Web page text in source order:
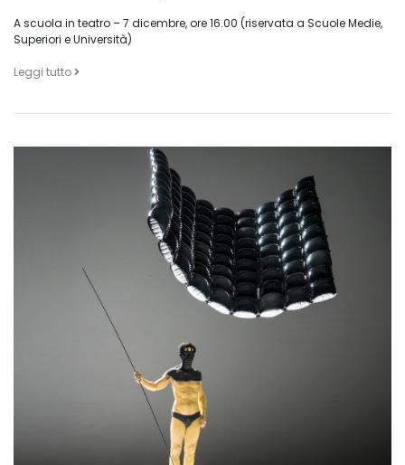
A scuola in teatro – 7 dicembre, ore 16.00 (riservata a Scuole Medie,
Superiori e Università)
Leggi tutto